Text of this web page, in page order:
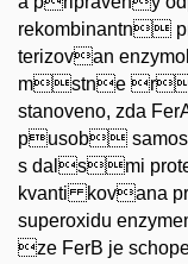
rekombinantn
terizovan
mstne
stanoveno, zda
pusob
s dalsmi
kvanti kovana
superoxidu
ze FerB je